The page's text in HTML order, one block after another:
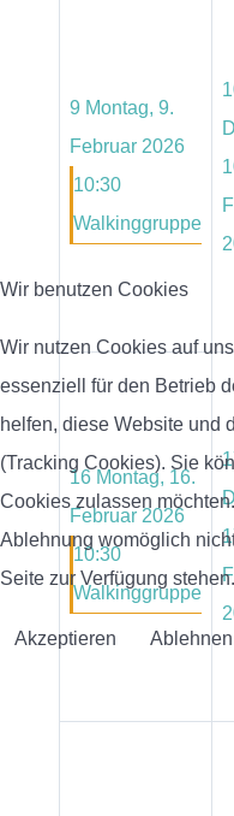
9 Montag, 9.
Februar 2026
10:30
Walkinggruppe
16 Montag, 16.
Februar 2026
10:30
Walkinggruppe
Wir benutzen Cookies
Wir nutzen Cookies auf
essenziell für den Betrieb
helfen, diese Website und
(Tracking Cookies). Sie
Cookies zulassen
Ablehnung womöglich
Seite zur Verfügung stehen.
Akzeptieren Ablehnen